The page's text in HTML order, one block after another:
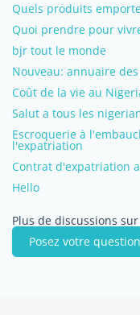
Quels produits
Quoi prendre pour
bjr tout le monde
Nouveau: annuaire
Coût de la vie au
Salut a tous les
Escroquerie à
l'expatriation
Contrat d'expatriation
Hello
Plus de discussions
Posez votre question